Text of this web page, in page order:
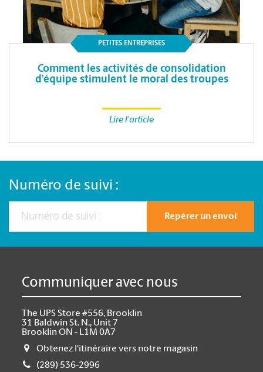
PETITES ENTREPRISES
Comment les activités de consolidation
d’équipe stimulent le moral des troupes
Lire l'article
Numéro de suivi :
Repérer un envoi
Communiquer avec nous
The UPS Store #556, Brooklin
31 Baldwin St. N., Unit 7
Brooklin ON - L1M 0A7
Obtenez l'itinéraire vers notre magasin
(289) 536-2996